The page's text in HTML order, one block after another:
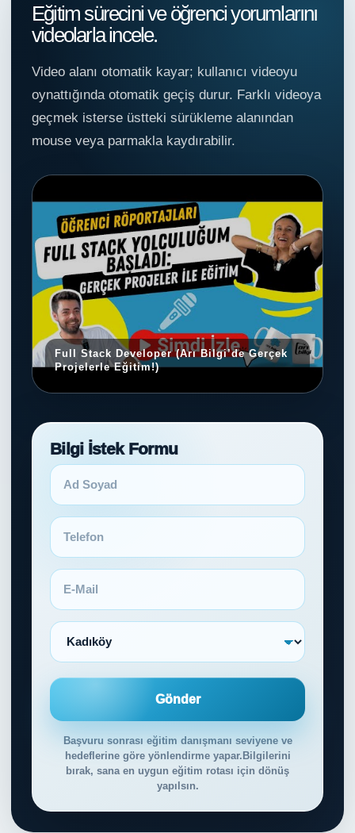
Eğitim sürecini ve öğrenci yorumlarını
videolarla incele.
Video alanı otomatik kayar; kullanıcı videoyu
oynattığında otomatik geçiş durur. Farklı videoya
geçmek isterse üstteki sürükleme alanından
mouse veya parmakla kaydırabilir.
Full Stack Developer (Arı Bilgi’de Gerçek
Projelerle Eğitim!)
Gönder